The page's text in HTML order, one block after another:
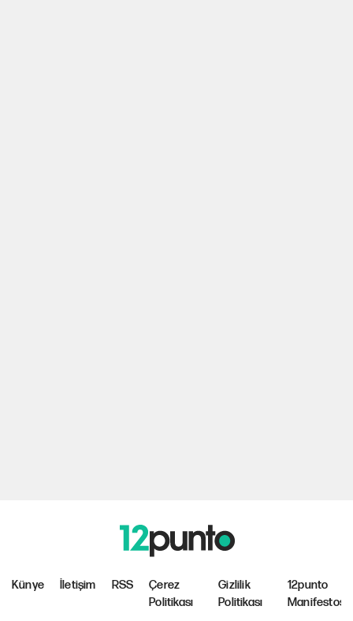
Künye İletişim RSS
Çerez
Politikası
Gizlilik
Politikası
12punto
Manifestosu